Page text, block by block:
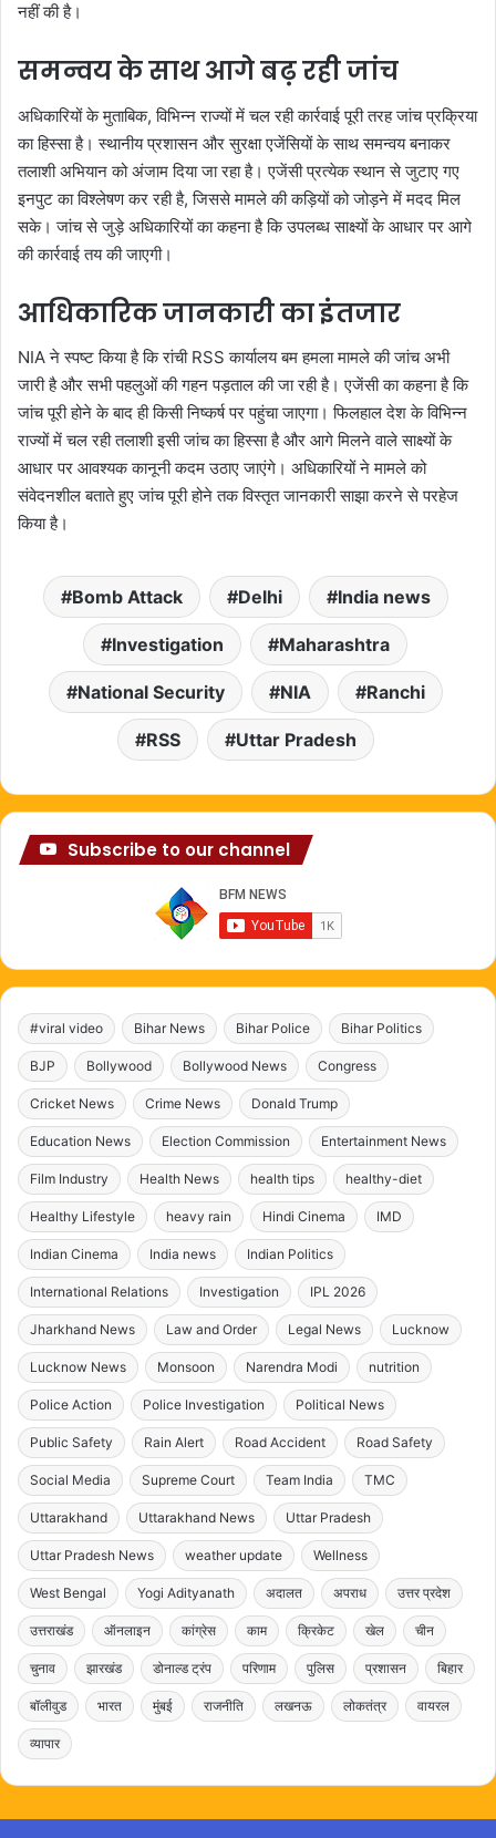
नहीं की है।
समन्वय के साथ आगे बढ़ रही जांच
अधिकारियों के मुताबिक, विभिन्न राज्यों में चल रही कार्रवाई पूरी तरह जांच प्रक्रिया
का हिस्सा है। स्थानीय प्रशासन और सुरक्षा एजेंसियों के साथ समन्वय बनाकर
तलाशी अभियान को अंजाम दिया जा रहा है। एजेंसी प्रत्येक स्थान से जुटाए गए
इनपुट का विश्लेषण कर रही है, जिससे मामले की कड़ियों को जोड़ने में मदद मिल
सके। जांच से जुड़े अधिकारियों का कहना है कि उपलब्ध साक्ष्यों के आधार पर आगे
की कार्रवाई तय की जाएगी।
आधिकारिक जानकारी का इंतजार
NIA ने स्पष्ट किया है कि रांची RSS कार्यालय बम हमला मामले की जांच अभी
जारी है और सभी पहलुओं की गहन पड़ताल की जा रही है। एजेंसी का कहना है कि
जांच पूरी होने के बाद ही किसी निष्कर्ष पर पहुंचा जाएगा। फिलहाल देश के विभिन्न
राज्यों में चल रही तलाशी इसी जांच का हिस्सा है और आगे मिलने वाले साक्ष्यों के
आधार पर आवश्यक कानूनी कदम उठाए जाएंगे। अधिकारियों ने मामले को
संवेदनशील बताते हुए जांच पूरी होने तक विस्तृत जानकारी साझा करने से परहेज
किया है।
Bomb Attack Delhi India news
Investigation Maharashtra
National Security NIA Ranchi
RSS Uttar Pradesh
Subscribe to our channel
#viral video Bihar News Bihar Police Bihar Politics
BJP Bollywood Bollywood News Congress
Cricket News Crime News Donald Trump
Education News Election Commission Entertainment News
Film Industry Health News health tips healthy-diet
Healthy Lifestyle heavy rain Hindi Cinema IMD
Indian Cinema India news Indian Politics
International Relations Investigation IPL 2026
Jharkhand News Law and Order Legal News Lucknow
Lucknow News Monsoon Narendra Modi nutrition
Police Action Police Investigation Political News
Public Safety Rain Alert Road Accident Road Safety
Social Media Supreme Court Team India TMC
Uttarakhand Uttarakhand News Uttar Pradesh
Uttar Pradesh News weather update Wellness
West Bengal Yogi Adityanath अदालत अपराध उत्तर प्रदेश
उत्तराखंड ऑनलाइन कांग्रेस काम क्रिकेट खेल चीन
चुनाव झारखंड डोनाल्ड ट्रंप परिणाम पुलिस प्रशासन बिहार
बॉलीवुड भारत मुंबई राजनीति लखनऊ लोकतंत्र वायरल
व्यापार